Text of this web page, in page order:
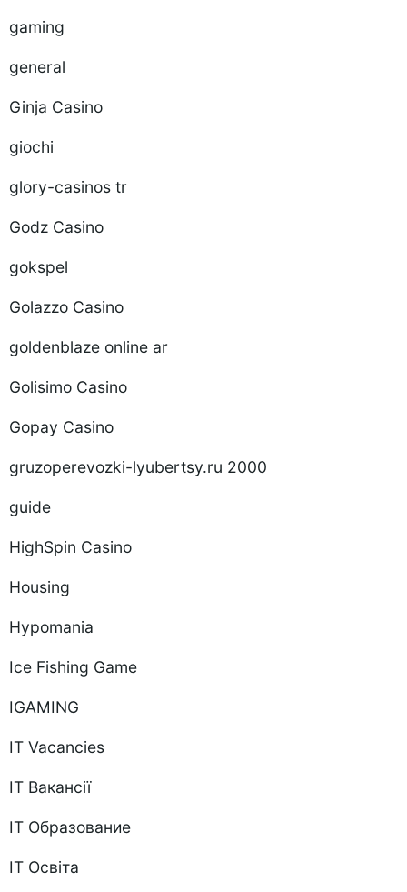
gaming
general
Ginja Casino
giochi
glory-casinos tr
Godz Casino
gokspel
Golazzo Casino
goldenblaze online ar
Golisimo Casino
Gopay Casino
gruzoperevozki-lyubertsy.ru 2000
guide
HighSpin Casino
Housing
Hypomania
Ice Fishing Game
IGAMING
IT Vacancies
IT Вакансії
IT Образование
IT Освіта